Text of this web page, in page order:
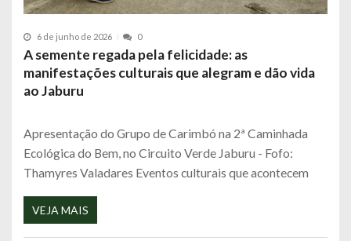
6 de junho de 2026 0
A semente regada pela felicidade: as
manifestações culturais que alegram e dão vida
ao Jaburu
Apresentação do Grupo de Carimbó na 2ª Caminhada
Ecológica do Bem, no Circuito Verde Jaburu - Fofo:
Thamyres Valadares Eventos culturais que acontecem
VEJA MAIS